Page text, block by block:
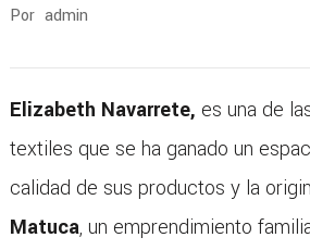
Por admin
Elizabeth Navarrete, es una de
textiles que se ha ganado un
calidad de sus productos y la
Matuca, un emprendimiento